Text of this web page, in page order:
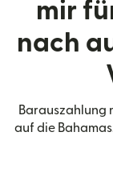
mir
nach
Barauszahlung
auf die